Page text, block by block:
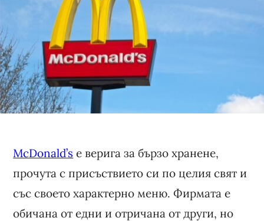
McDonald’s е верига за бързо хранене,
прочута с присъствието си по целия свят и
със своето характерно меню. Фирмата е
обичана от едни и отричана от други, но